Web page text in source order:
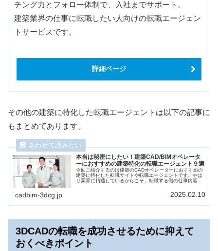
チング力とフォロー体制で、入社までサポート。
建築業界の仕事に転職したい人向けの転職エージェン
トサービスです。
詳細ページ
その他の建築に特化した転職エージェントは以下の記事に
もまとめてあります。
本当は秘密にしたい！建築CAD/BIMオペレータ
ーにおすすめの建築特化の転職エージェント９選
今回ご紹介するのは建築のCADオペレーターにおすすめの
建築に特化した転職サイトや転職エージェントです。やは
り業界に精通しているからこそ、転職する側の仕事内容も
いうものです。最新技術のBIMやCIMの仕事も理解してく
cadbim-3dcg.jp 2025.02.10
3DCADの転職を成功させるために抑えて
おくべきポイント